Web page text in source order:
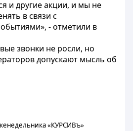
и другие акции, и мы не
в связи с
- отметили в
звонки не росли, но
допускают мысль об
«КУРСИВъ»